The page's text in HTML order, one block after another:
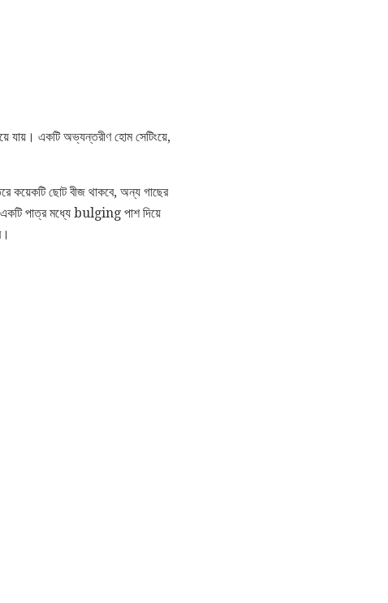
যায়। একটি অভ্যন্তরীণ হোম সেটিংয়ে,
কয়েকটি ছোট বীজ থাকবে, অন্য গাছের
পাত্র মধ্যে bulging পাশ দিয়ে